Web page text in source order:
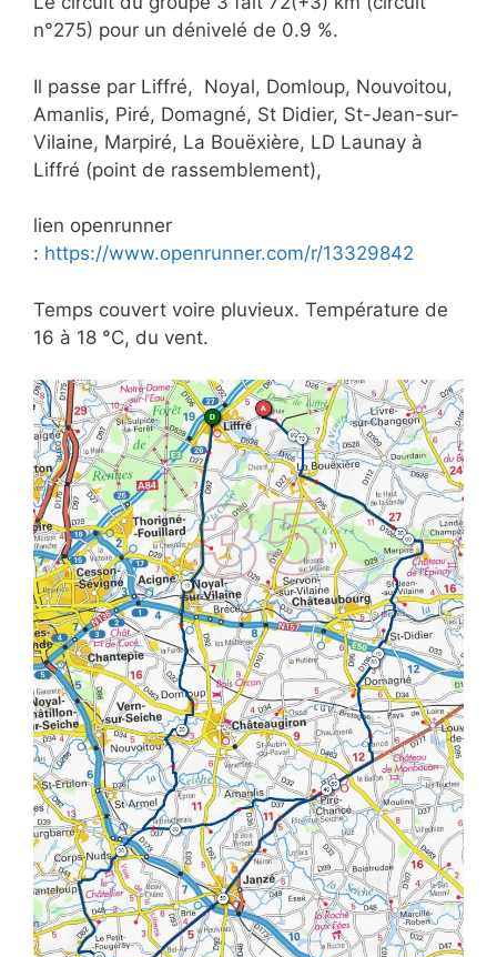
n°275) pour un dénivelé de 0.9 %.
Il passe par Liffré, Noyal, Domloup, Nouvoitou,
Amanlis, Piré, Domagné, St Didier, St-Jean-sur-
Vilaine, Marpiré, La Bouëxière, LD Launay à
Liffré (point de rassemblement),
lien openrunner
: https://www.openrunner.com/r/13329842
Temps couvert voire pluvieux. Température de
16 à 18 °C, du vent.